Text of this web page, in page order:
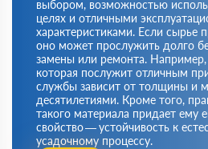
выбором, возможностью
целях и отличными
характеристиками. Если сырье
оно может прослужить долго
замены или ремонта.
которая послужит отличным
службы зависит от толщины и
десятилетиями. Кроме того,
такого материала придает ему
свойство — устойчивость к
усадочному процессу.